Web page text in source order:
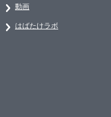
動画
はばたけラボ